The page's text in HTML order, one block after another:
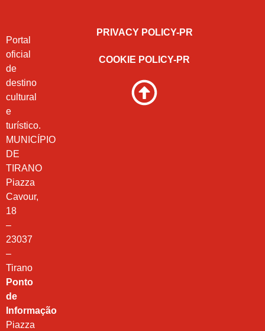
Portal
oficial
de
destino
cultural
e
turístico.
MUNICÍPIO
DE
TIRANO
Piazza
Cavour,
18
–
23037
–
Tirano
Ponto
de
Informação
Piazza
PRIVACY POLICY-PR
COOKIE POLICY-PR